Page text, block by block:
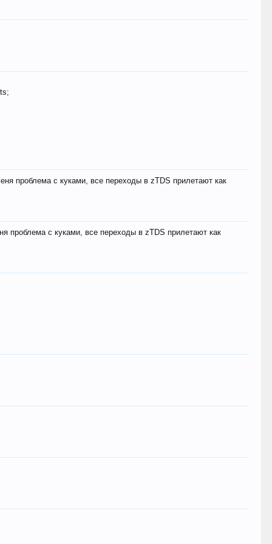
проблема с куками, все переходы в zTDS прилетают как
проблема с куками, все переходы в zTDS прилетают как